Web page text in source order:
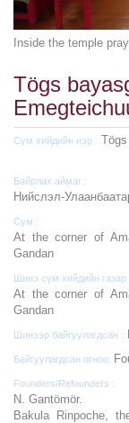
Inside the temple
Tögs
Сүм хийдийн нэр :
Байрлах аймаг :
Нийслэл-
Сум :
At the corner of
Gandan
Шинэ сүм хийдийн газар
At the corner of
Gandan
Шинээр байгуулагдсан :
Байгуулагдсан огноо:
Founders/Refounders :
N. Gantömör.
Bakula Rinpoche,